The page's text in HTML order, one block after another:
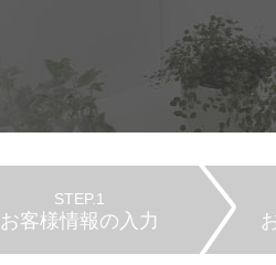
STEP.1
お客様情報の入力